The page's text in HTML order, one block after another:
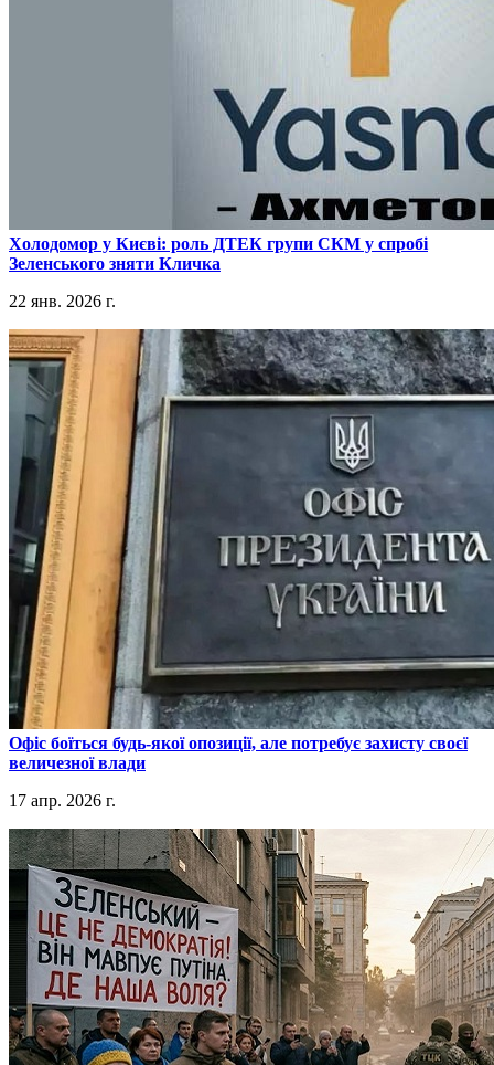
​Холодомор у Києві: роль ДТЕК групи СКМ у спробі
Зеленського зняти Кличка
22 янв. 2026 г.
​Офіс боїться будь-якої опозиції, але потребує захисту своєї
величезної влади
17 апр. 2026 г.